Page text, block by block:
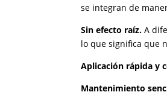
se integran de
Sin efecto raíz. A
lo que significa que
Aplicación rápida y
Mantenimiento